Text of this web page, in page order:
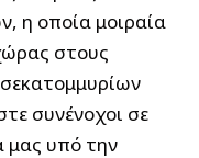
η οποία μοιραία
στους
συνένοχοι σε
μας υπό την